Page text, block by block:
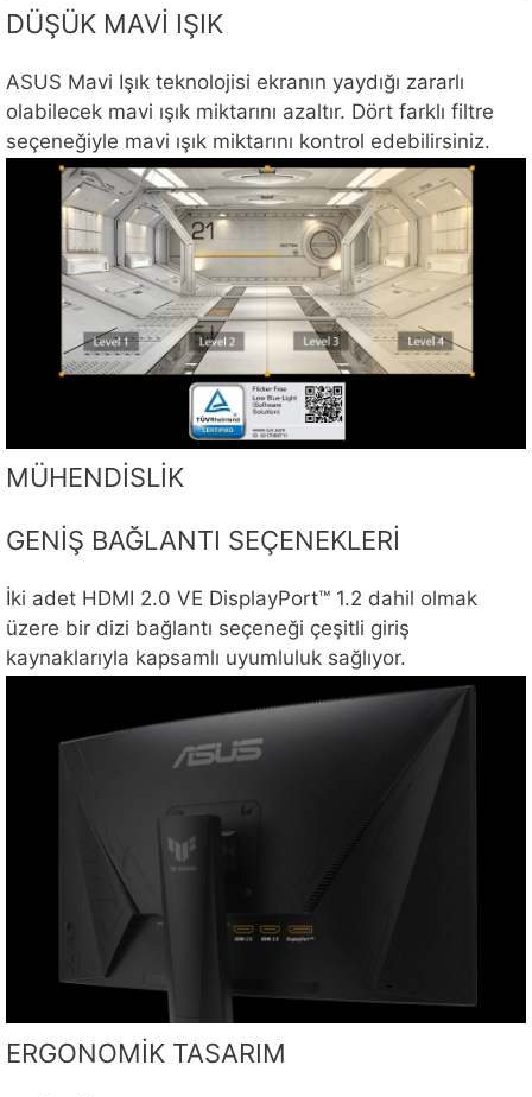
DÜŞÜK MAVİ IŞIK
ASUS Mavi Işık teknolojisi ekranın yaydığı zararlı
olabilecek mavi ışık miktarını azaltır. Dört farklı filtre
seçeneğiyle mavi ışık miktarını kontrol edebilirsiniz.
MÜHENDİSLİK
GENİŞ BAĞLANTI SEÇENEKLERİ
İki adet HDMI 2.0 VE DisplayPort™ 1.2 dahil olmak
üzere bir dizi bağlantı seçeneği çeşitli giriş
kaynaklarıyla kapsamlı uyumluluk sağlıyor.
ERGONOMİK TASARIM